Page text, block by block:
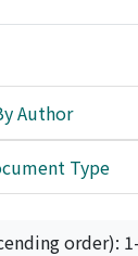
Author
Type
order):